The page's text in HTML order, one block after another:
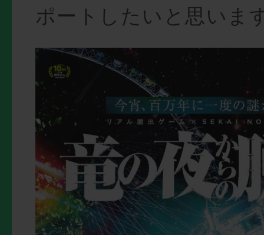
ポートしたいと思いま